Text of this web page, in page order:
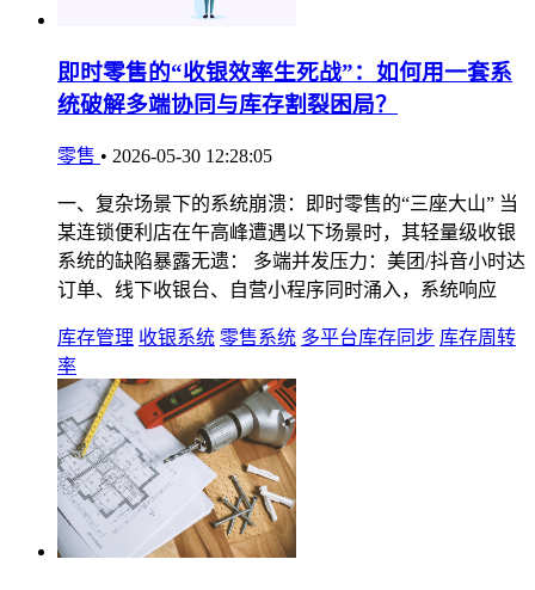
即时零售的“收银效率生死战”：如何用一套系
统破解多端协同与库存割裂困局？
零售 • 2026-05-30 12:28:05
一、复杂场景下的系统崩溃：即时零售的“三座大山” 当
某连锁便利店在午高峰遭遇以下场景时，其轻量级收银
系统的缺陷暴露无遗： 多端并发压力：美团/抖音小时达
订单、线下收银台、自营小程序同时涌入，系统响应
库存管理 收银系统 零售系统 多平台库存同步 库存周转
率